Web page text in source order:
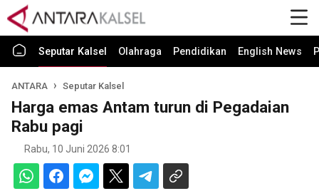
Seputar Kalsel Olahraga Pendidikan English News
ANTARA Seputar Kalsel
Harga emas Antam turun di Pegadaian
Rabu pagi
Rabu, 10 Juni 2026 8:01